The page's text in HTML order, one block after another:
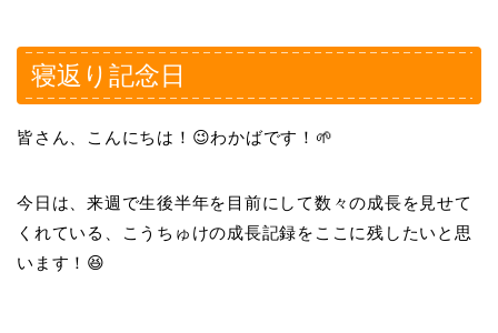
寝返り記念日
皆さん、こんにちは！😉わかばです！🌱
今日は、来週で生後半年を目前にして数々の成長を見せて
くれている、こうちゅけの成長記録をここに残したいと思
います！😆